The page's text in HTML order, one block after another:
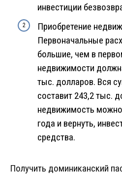
инвестиции
Приобретение
Первоначальные
большие, чем в
недвижимости
тыс. долларов. Вся
составит 243,2 тыс.
недвижимость можно
года и вернуть,
средства.
Получить доминиканский